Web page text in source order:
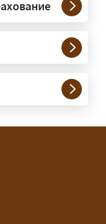
на
по всей
едет от
машине,
грузы от